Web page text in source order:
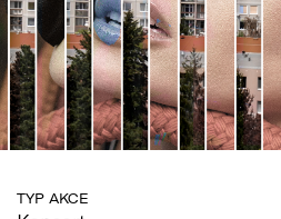
TYP AKCE